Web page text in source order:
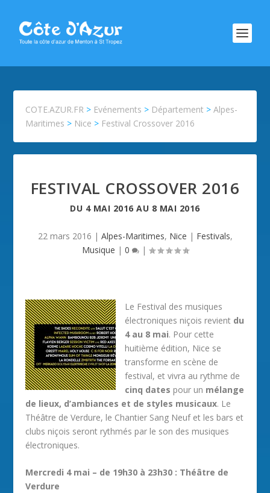
COTE.AZUR.FR > Evénements > Département >Alpes-
Maritimes > Nice > Festival Crossover 2016
FESTIVAL CROSSOVER 2016
DU 4 MAI 2016 AU 8 MAI 2016
22 mars 2016 | Alpes-Maritimes, Nice | Festivals,
Musique | 0 |
Le Festival des musiques
électroniques niçois revient du
4 au 8 mai. Pour cette
huitième édition, Nice se
transforme en scène de
festival, et vivra au rythme de
cinq dates pour un mélange
de lieux, d’ambiances et de styles musicaux. Le
Théâtre de Verdure, le Chantier Sang Neuf et les bars et
clubs niçois seront rythmés par le son des musiques
électroniques.
Mercredi 4 mai – de 19h30 à 23h30 : Théâtre de
Verdure